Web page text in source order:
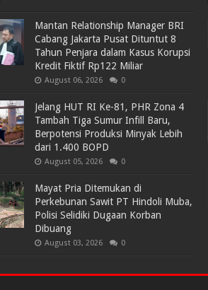
Mantan Relationship Manager BRI
Cabang Jakarta Pusat Dituntut 8
Tahun Penjara dalam Kasus Korupsi
Kredit Fiktif Rp122 Miliar
August 06, 2026 0
Jelang HUT RI Ke-81, PHR Zona 4
Tambah Tiga Sumur Infill Baru,
Berpotensi Produksi Minyak Lebih
dari 1.400 BOPD
August 05, 2026 0
Mayat Pria Ditemukan di
Perkebunan Sawit PT Hindoli Muba,
Polisi Selidiki Dugaan Korban
Dibuang
August 03, 2026 0